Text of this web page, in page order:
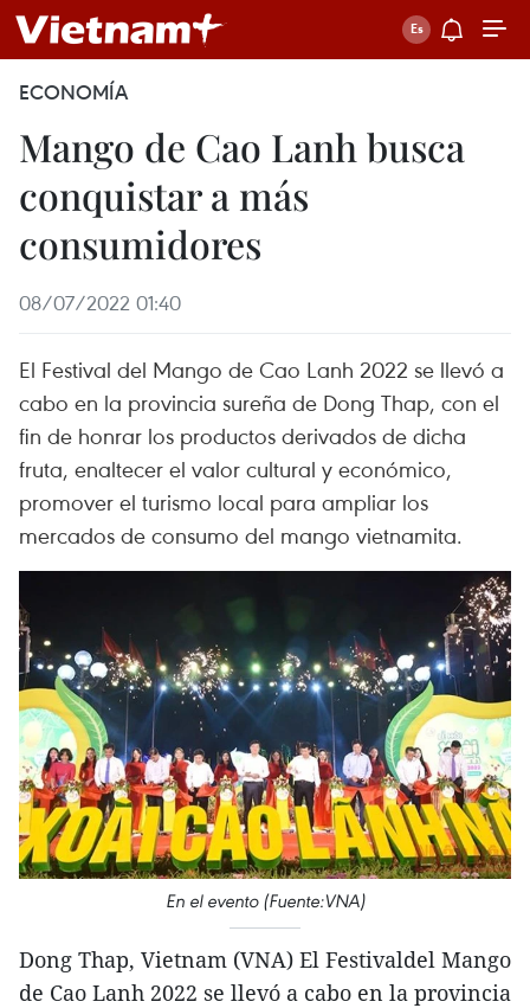
ECONOMÍA
Mango de Cao Lanh busca
conquistar a más
consumidores
08/07/2022 01:40
El Festival del Mango de Cao Lanh 2022 se llevó a
cabo en la provincia sureña de Dong Thap, con el
fin de honrar los productos derivados de dicha
fruta, enaltecer el valor cultural y económico,
promover el turismo local para ampliar los
mercados de consumo del mango vietnamita.
En el evento (Fuente:VNA)
Dong Thap, Vietnam (VNA) El Festivaldel Mango
de Cao Lanh 2022 se llevó a cabo en la provincia